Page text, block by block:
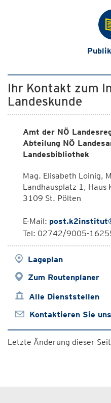
Ihr Kontakt zum
Landeskunde
Amt der NÖ
Abteilung NÖ
Landesbibliothek
Mag. Elisabeth Loinig,
Landhausplatz 1, Haus
3109 St. Pölten
E-Mail:
Tel: 02742/9005-
Lageplan
Zum Routenplaner
Alle Dienststellen
Kontaktieren Sie
Letzte Änderung dieser